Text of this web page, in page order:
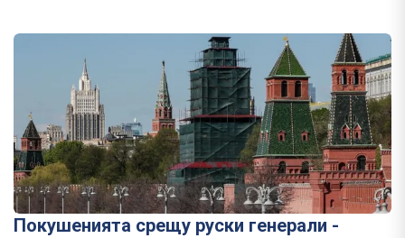
Покушенията срещу руски генерали -